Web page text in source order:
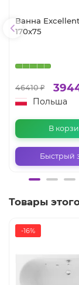
Ванна
170x75
46410 ₽
Польша
В
Быстрый
Товары
-16%